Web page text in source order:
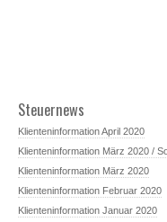
Steuernews
Klienteninformation April 2020
Klienteninformation März 2020 /
Klienteninformation März 2020
Klienteninformation Februar 2020
Klienteninformation Januar 2020